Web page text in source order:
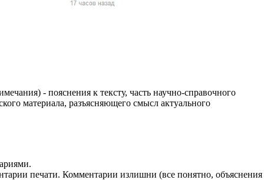
женщин и
страны),- пояснения к тексту, часть научно-справочного
материала, разъясняющего смысл актуального
печати. Комментарии излишни (все понятно, объяснения